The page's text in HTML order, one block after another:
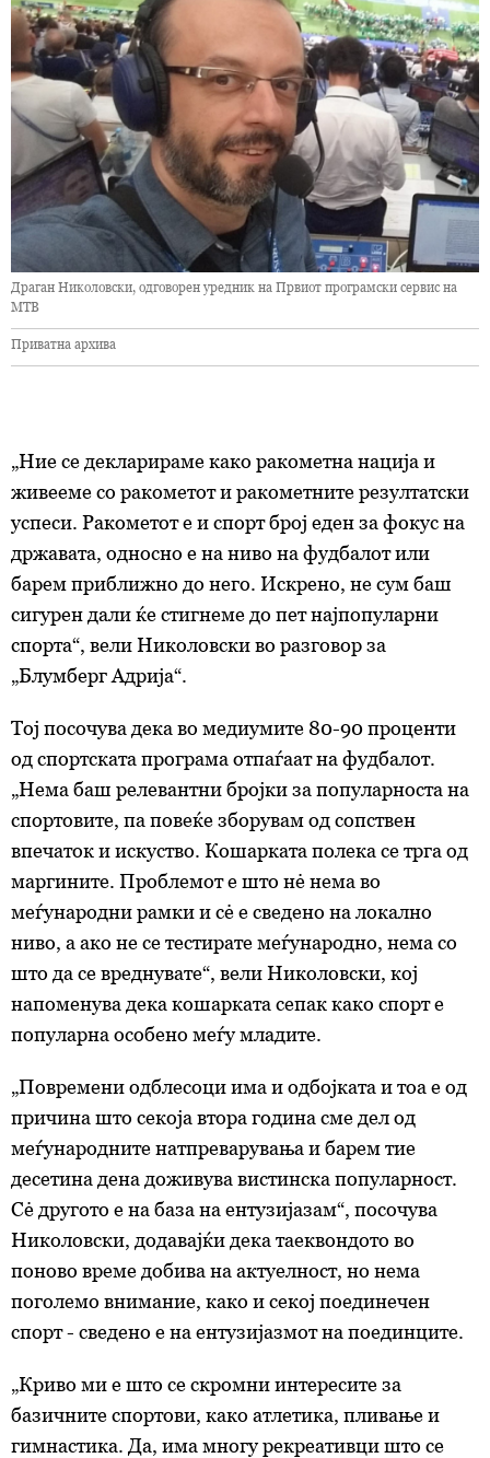
Драган Николовски, одговорен уредник на Првиот програмски сервис на
МТВ
Приватна архива
„Ние се декларираме како ракометна нација и
живееме со ракометот и ракометните резултатски
успеси. Ракометот е и спорт број еден за фокус на
државата, односно е на ниво на фудбалот или
барем приближно до него. Искрено, не сум баш
сигурен дали ќе стигнеме до пет најпопуларни
спорта“, вели Николовски во разговор за
„Блумберг Адрија“.
Тој посочува дека во медиумите 80-90 проценти
од спортската програма отпаѓаат на фудбалот.
„Нема баш релевантни бројки за популарноста на
спортовите, па повеќе зборувам од сопствен
впечаток и искуство. Кошарката полека се трга од
маргините. Проблемот е што нė нема во
меѓународни рамки и сė е сведено на локално
ниво, а ако не се тестирате меѓународно, нема со
што да се вреднувате“, вели Николовски, кој
напоменува дека кошарката сепак како спорт е
популарна особено меѓу младите.
„Повремени одблесоци има и одбојката и тоа е од
причина што секоја втора година сме дел од
меѓународните натпреварувања и барем тие
десетина дена доживува вистинска популарност.
Сė другото е на база на ентузијазам“, посочува
Николовски, додавајќи дека таеквондото во
поново време добива на актуелност, но нема
поголемо внимание, како и секој поединечен
спорт - сведено е на ентузијазмот на поединците.
„Криво ми е што се скромни интересите за
базичните спортови, како атлетика, пливање и
гимнастика. Да, има многу рекреативци што се